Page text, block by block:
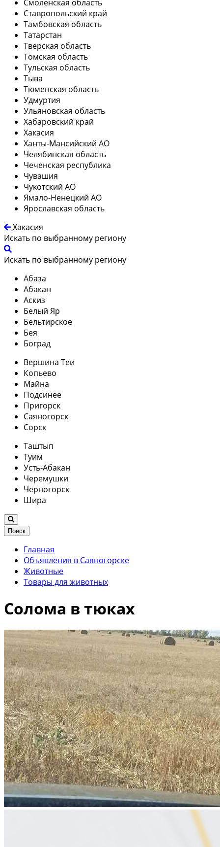
Смоленская область
Ставропольский край
Тамбовская область
Татарстан
Тверская область
Томская область
Тульская область
Тыва
Тюменская область
Удмуртия
Ульяновская область
Хабаровский край
Хакасия
Ханты-Мансийский АО
Челябинская область
Чеченская республика
Чувашия
Чукотский АО
Ямало-Ненецкий АО
Ярославская область
Хакасия
Искать по выбранному региону
Искать по выбранному региону
Абаза
Абакан
Аскиз
Белый Яр
Бельтирское
Бея
Боград
Вершина Теи
Копьево
Майна
Подсинее
Пригорск
Саяногорск
Сорск
Таштып
Туим
Усть-Абакан
Черемушки
Черногорск
Шира
Поиск
Главная
Объявления в Саяногорске
Животные
Товары для животных
Солома в тюках